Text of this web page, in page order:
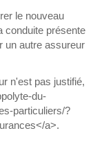
le nouveau
conduite présente
un autre assureur
n'est pas justifié,
du-
particuliers/?
a>.